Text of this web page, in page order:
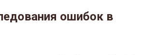
ошибок в